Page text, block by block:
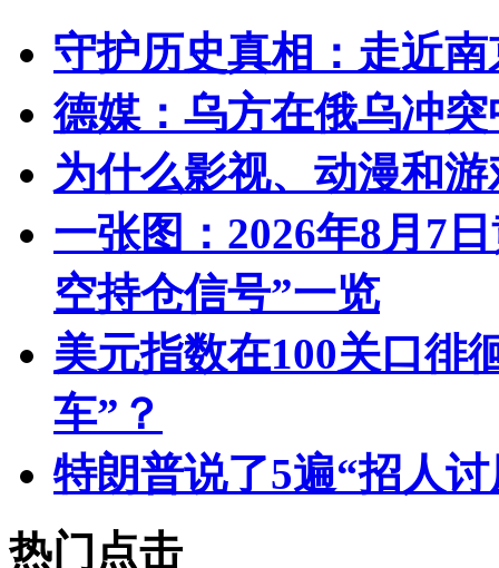
守护历史真相：走近
德媒：乌方在俄乌冲
为什么影视、动漫和
一张图：2026年8月7
空持仓信号”一览
美元指数在100关口徘
车”？
特朗普说了5遍“招人
热门点击